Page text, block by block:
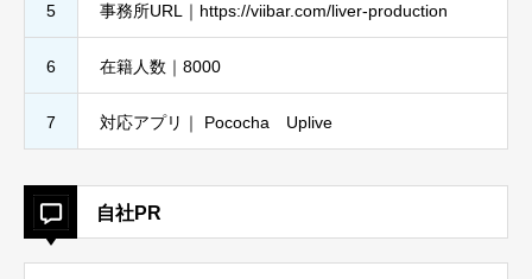
5 事務所URL｜https://viibar.com/liver-production
6 在籍人数｜8000
7 対応アプリ｜ Pococha Uplive
自社PR